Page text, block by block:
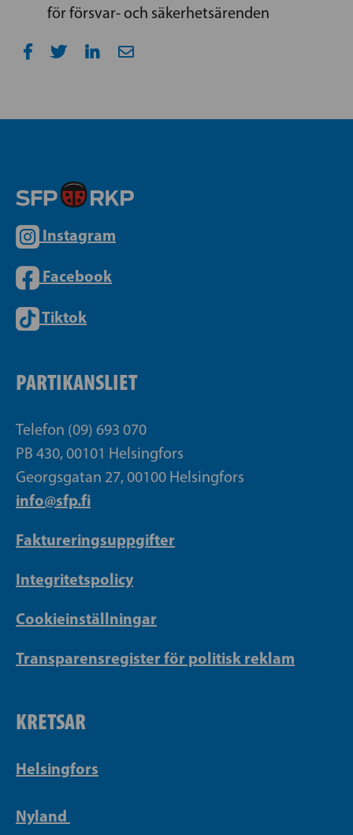
för försvar- och säkerhetsärenden
Instagram
Facebook
Tiktok
PARTIKANSLIET
Telefon (09) 693 070
PB 430, 00101 Helsingfors
Georgsgatan 27, 00100 Helsingfors
info@sfp.fi
Faktureringsuppgifter
Integritetspolicy
Cookieinställningar
Transparensregister för politisk reklam
KRETSAR
Helsingfors
Nyland